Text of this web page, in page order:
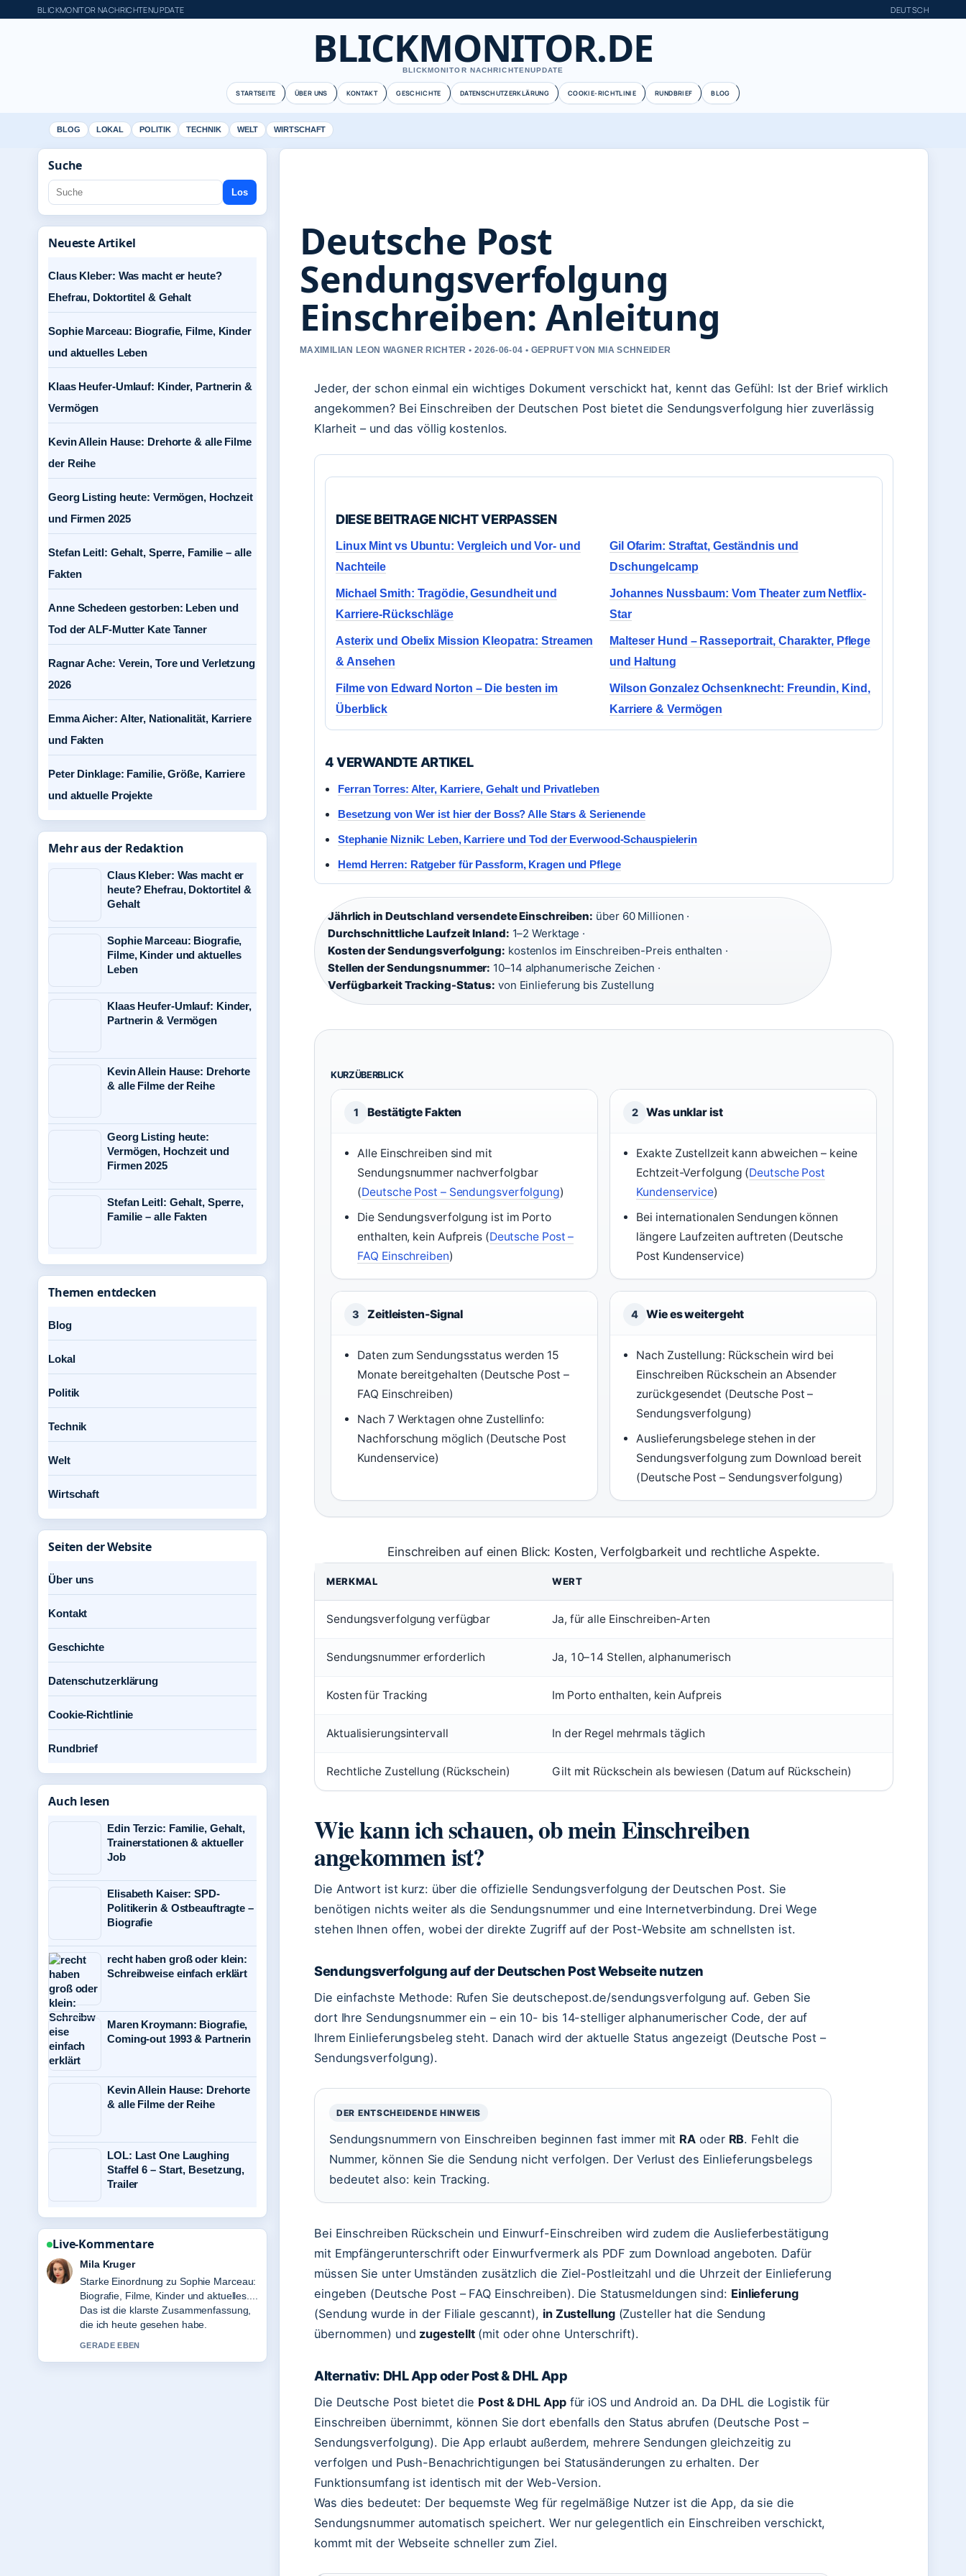
BLICKMONITOR NACHRICHTENUPDATE DEUTSCH
BLICKMONITOR.DE
BLICKMONITOR NACHRICHTENUPDATE
STARTSEITE ÜBER UNS KONTAKT GESCHICHTE DATENSCHUTZERKLÄRUNG COOKIE-RICHTLINIE RUNDBRIEF BLOG
BLOG LOKAL POLITIK TECHNIK WELT WIRTSCHAFT
Deutsche Post
Sendungsverfolgung
Einschreiben: Anleitung
MAXIMILIAN LEON WAGNER RICHTER • 2026-06-04 • GEPRUFT VON MIA SCHNEIDER
Jeder, der schon einmal ein wichtiges Dokument verschickt hat, kennt das Gefühl: Ist der Brief wirklich
angekommen? Bei Einschreiben der Deutschen Post bietet die Sendungsverfolgung hier zuverlässig
Klarheit – und das völlig kostenlos.
DIESE BEITRAGE NICHT VERPASSEN
Linux Mint vs Ubuntu: Vergleich und Vor- und
Nachteile
Gil Ofarim: Straftat, Geständnis und
Dschungelcamp
Michael Smith: Tragödie, Gesundheit und
Karriere-Rückschläge
Johannes Nussbaum: Vom Theater zum Netflix-
Star
Asterix und Obelix Mission Kleopatra: Streamen
& Ansehen
Malteser Hund – Rasseportrait, Charakter, Pflege
und Haltung
Filme von Edward Norton – Die besten im
Überblick
Wilson Gonzalez Ochsenknecht: Freundin, Kind,
Karriere & Vermögen
4 VERWANDTE ARTIKEL
Ferran Torres: Alter, Karriere, Gehalt und Privatleben
Besetzung von Wer ist hier der Boss? Alle Stars & Serienende
Stephanie Niznik: Leben, Karriere und Tod der Everwood-Schauspielerin
Hemd Herren: Ratgeber für Passform, Kragen und Pflege
Jährlich in Deutschland versendete Einschreiben: über 60 Millionen ·
Durchschnittliche Laufzeit Inland: 1–2 Werktage ·
Kosten der Sendungsverfolgung: kostenlos im Einschreiben-Preis enthalten ·
Stellen der Sendungsnummer: 10–14 alphanumerische Zeichen ·
Verfügbarkeit Tracking-Status: von Einlieferung bis Zustellung
KURZÜBERBLICK
1 Bestätigte Fakten
Alle Einschreiben sind mit
Sendungsnummer nachverfolgbar
(Deutsche Post – Sendungsverfolgung)
Die Sendungsverfolgung ist im Porto
enthalten, kein Aufpreis (Deutsche Post –
FAQ Einschreiben)
2 Was unklar ist
Exakte Zustellzeit kann abweichen – keine
Echtzeit-Verfolgung (Deutsche Post
Kundenservice)
Bei internationalen Sendungen können
längere Laufzeiten auftreten (Deutsche
Post Kundenservice)
3 Zeitleisten-Signal
Daten zum Sendungsstatus werden 15
Monate bereitgehalten (Deutsche Post –
FAQ Einschreiben)
Nach 7 Werktagen ohne Zustellinfo:
Nachforschung möglich (Deutsche Post
Kundenservice)
4 Wie es weitergeht
Nach Zustellung: Rückschein wird bei
Einschreiben Rückschein an Absender
zurückgesendet (Deutsche Post –
Sendungsverfolgung)
Auslieferungsbelege stehen in der
Sendungsverfolgung zum Download bereit
(Deutsche Post – Sendungsverfolgung)
Einschreiben auf einen Blick: Kosten, Verfolgbarkeit und rechtliche Aspekte.
MERKMAL WERT
Sendungsverfolgung verfügbar Ja, für alle Einschreiben-Arten
Sendungsnummer erforderlich Ja, 10–14 Stellen, alphanumerisch
Kosten für Tracking Im Porto enthalten, kein Aufpreis
Aktualisierungsintervall In der Regel mehrmals täglich
Rechtliche Zustellung (Rückschein) Gilt mit Rückschein als bewiesen (Datum auf Rückschein)
Wie kann ich schauen, ob mein Einschreiben
angekommen ist?
Die Antwort ist kurz: über die offizielle Sendungsverfolgung der Deutschen Post. Sie
benötigen nichts weiter als die Sendungsnummer und eine Internetverbindung. Drei Wege
stehen Ihnen offen, wobei der direkte Zugriff auf der Post-Website am schnellsten ist.
Sendungsverfolgung auf der Deutschen Post Webseite nutzen
Die einfachste Methode: Rufen Sie deutschepost.de/sendungsverfolgung auf. Geben Sie
dort Ihre Sendungsnummer ein – ein 10- bis 14-stelliger alphanumerischer Code, der auf
Ihrem Einlieferungsbeleg steht. Danach wird der aktuelle Status angezeigt (Deutsche Post –
Sendungsverfolgung).
DER ENTSCHEIDENDE HINWEIS
Sendungsnummern von Einschreiben beginnen fast immer mit RA oder RB. Fehlt die
Nummer, können Sie die Sendung nicht verfolgen. Der Verlust des Einlieferungsbelegs
bedeutet also: kein Tracking.
Bei Einschreiben Rückschein und Einwurf-Einschreiben wird zudem die Auslieferbestätigung
mit Empfängerunterschrift oder Einwurfvermerk als PDF zum Download angeboten. Dafür
müssen Sie unter Umständen zusätzlich die Ziel-Postleitzahl und die Uhrzeit der Einlieferung
eingeben (Deutsche Post – FAQ Einschreiben). Die Statusmeldungen sind: Einlieferung
(Sendung wurde in der Filiale gescannt), in Zustellung(Zusteller hat die Sendung
übernommen) und zugestellt(mit oder ohne Unterschrift).
Alternativ: DHL App oder Post & DHL App
Die Deutsche Post bietet die Post & DHL Appfür iOS und Android an. Da DHL die Logistik für
Einschreiben übernimmt, können Sie dort ebenfalls den Status abrufen (Deutsche Post –
Sendungsverfolgung). Die App erlaubt außerdem, mehrere Sendungen gleichzeitig zu
verfolgen und Push-Benachrichtigungen bei Statusänderungen zu erhalten. Der
Funktionsumfang ist identisch mit der Web-Version.
Was dies bedeutet: Der bequemste Weg für regelmäßige Nutzer ist die App, da sie die
Sendungsnummer automatisch speichert. Wer nur gelegentlich ein Einschreiben verschickt,
kommt mit der Webseite schneller zum Ziel.
Suche
Los
Neueste Artikel
Claus Kleber: Was macht er heute?
Ehefrau, Doktortitel & Gehalt
Sophie Marceau: Biografie, Filme, Kinder
und aktuelles Leben
Klaas Heufer-Umlauf: Kinder, Partnerin &
Vermögen
Kevin Allein Hause: Drehorte & alle Filme
der Reihe
Georg Listing heute: Vermögen, Hochzeit
und Firmen 2025
Stefan Leitl: Gehalt, Sperre, Familie – alle
Fakten
Anne Schedeen gestorben: Leben und
Tod der ALF-Mutter Kate Tanner
Ragnar Ache: Verein, Tore und Verletzung
2026
Emma Aicher: Alter, Nationalität, Karriere
und Fakten
Peter Dinklage: Familie, Größe, Karriere
und aktuelle Projekte
Mehr aus der Redaktion
Claus Kleber: Was macht er
heute? Ehefrau, Doktortitel &
Gehalt
Sophie Marceau: Biografie,
Filme, Kinder und aktuelles
Leben
Klaas Heufer-Umlauf: Kinder,
Partnerin & Vermögen
Kevin Allein Hause: Drehorte
& alle Filme der Reihe
Georg Listing heute:
Vermögen, Hochzeit und
Firmen 2025
Stefan Leitl: Gehalt, Sperre,
Familie – alle Fakten
Themen entdecken
Blog
Lokal
Politik
Technik
Welt
Wirtschaft
Seiten der Website
Über uns
Kontakt
Geschichte
Datenschutzerklärung
Cookie-Richtlinie
Rundbrief
Auch lesen
Edin Terzic: Familie, Gehalt,
Trainerstationen & aktueller
Job
Elisabeth Kaiser: SPD-
Politikerin & Ostbeauftragte –
Biografie
recht haben groß oder klein:
Schreibweise einfach erklärt
Maren Kroymann: Biografie,
Coming-out 1993 & Partnerin
Kevin Allein Hause: Drehorte
& alle Filme der Reihe
LOL: Last One Laughing
Staffel 6 – Start, Besetzung,
Trailer
Live-Kommentare
Jonas Wagner
Verfolge Klaas Heufer-Umlauf: Kinder,
Partnerin &#038; Vermögen genau –
schaetze den ausgewogenen Ton hier.
3 MIN ZUVOR